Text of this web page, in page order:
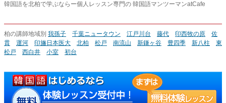
韓国語を北柏で学ぶならー個人レッスン専門の 韓国語マンツーマンatCafe
柏の講師地域別 我孫子 千葉ニュータウン 江戸川台 藤代 印西牧の原
佐
貫
運河 印旛日本医大 北柏 松戸 南流山 新鎌ヶ谷 豊四季 新八柱
東
松戸
西白井 小室 初台